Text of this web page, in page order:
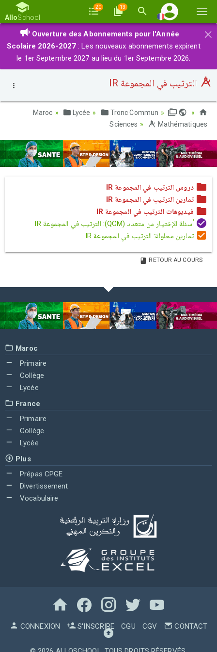
la
AlloSchool
20 13
×
Ouverture des Abonnements pour l'Année
Scolaire 2026-2027 : Les nouveaux abonnements expirent
le 1er Septembre 2027 au lieu du 1er Septembre 2026.
الترتيب في المجموعة IR
Lycée
Tronc Commun
Sciences
Mathématiques
دروس الترتيب في المجموعة IR
تمارين الترتيب في المجموعة IR
فيديوهات الترتيب في المجموعة IR
أسئلة الإختيار من متعدد (QCM): الترتيب في المجموعة IR
تمارين محلولة: الترتيب في المجموعة IR
RETOUR AU COURS
Maroc
Primaire
Collège
Lycée
France
Primaire
Collège
Lycée
Plus
Prépas CPGE
Divertissement
Vocabulaire
CONNEXION S'INSCRIRE CGU CGV CONTACT